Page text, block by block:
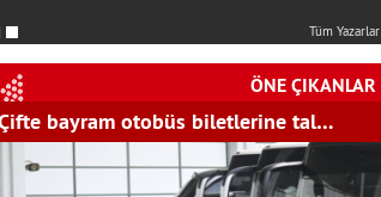
Tüm Yazarlar
ÖNE ÇIKANLAR
tarımda bereketli sezon bek…